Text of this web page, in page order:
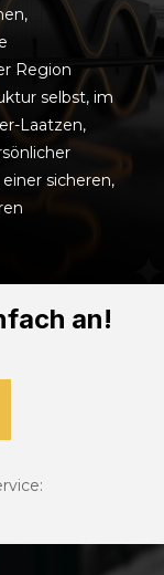
Region
selbst, im
Laatzen,
sicheren,
an!